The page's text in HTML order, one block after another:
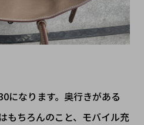
になります。奥行きがある
もちろんのこと、モバイル充